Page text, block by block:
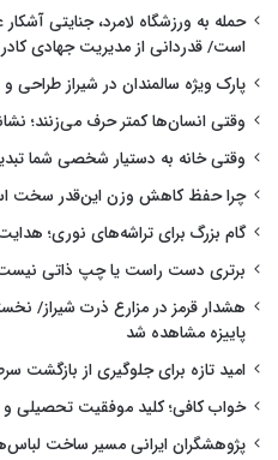
حمله به ورزشگاه لامرد، جنایتی
است/ قدردانی از مدیریت جهادی
پارک ویژه سالمندان در شیراز طراحی
وقتی انسان‌ها کمتر حرف می‌زنند؛
وقتی خانه به دستیار شخصی شما
چرا حفظ کاهش وزن این‌قدر سخت
گام بزرگ برای تراشه‌های نوری؛
برتری دست راست یا چپ ذاتی نیست؛
هشدار قرمز در مزارع ذرت شیراز/
پاییزه مشاهده شد
امید تازه برای جلوگیری از بازگشت
خواب کافی؛ کلید موفقیت تحصیلی و
پژوهشگران ایرانی مسیر ساخت